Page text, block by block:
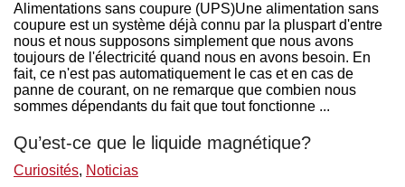
Alimentations sans coupure (UPS)Une alimentation sans
coupure est un système déjà connu par la pluspart d'entre
nous et nous supposons simplement que nous avons
toujours de l'électricité quand nous en avons besoin. En
fait, ce n'est pas automatiquement le cas et en cas de
panne de courant, on ne remarque que combien nous
sommes dépendants du fait que tout fonctionne ...
Qu’est-ce que le liquide magnétique?
Curiosités, Noticias